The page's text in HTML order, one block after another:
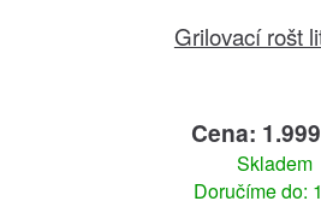
Grilovací rošt
Cena:
Skladem
Doručíme do: